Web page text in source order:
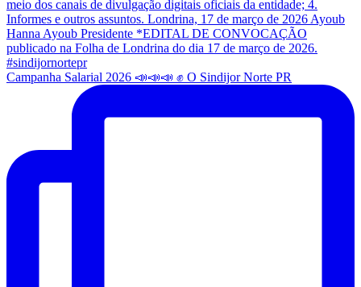
Campanha Salarial 2026 📣📣📣 ✊ O Sindijor Norte PR